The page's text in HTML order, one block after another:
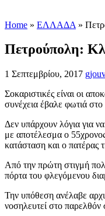
Home » ΕΛΛΑΔΑ »
Πετρούπολη:
1 Σεπτεμβρίου, 2017
Σοκαριστικές είναι οι
συνέχεια έβαλε φωτιά στο
Δεν υπάρχουν λόγια για
με αποτέλεσμα ο
κατάσταση και ο πατέρας
Από την πρώτη στιγμή
πόρτα του φλεγόμενου
Την υπόθεση ανέλαβε
νοσηλευτεί στο παρελθόν